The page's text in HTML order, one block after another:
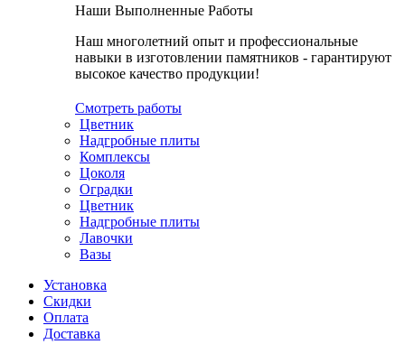
Наши Выполненные Работы
Наш многолетний опыт и профессиональные
навыки в изготовлении памятников - гарантируют
высокое качество продукции!
Смотреть работы
Цветник
Надгробные плиты
Комплексы
Цоколя
Оградки
Цветник
Надгробные плиты
Лавочки
Вазы
Установка
Скидки
Оплата
Доставка